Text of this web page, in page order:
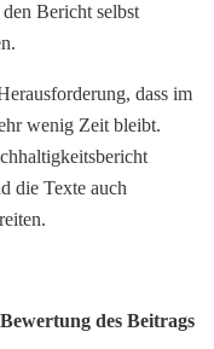
Bericht selbst
dass im
wenig Zeit bleibt.
die Texte auch
des Beitrags